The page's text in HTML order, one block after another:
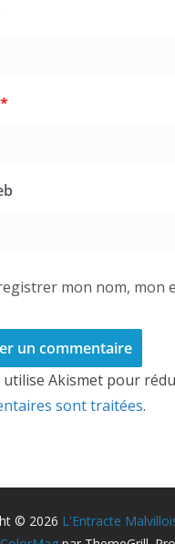
*
mon nom, mon
utilise Akismet pour
sont traitées.
© 2026 L'Entracte